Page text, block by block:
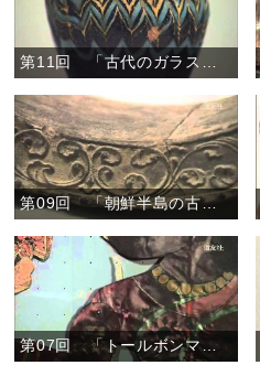
第09回 「朝鮮半島の古代の瓦」